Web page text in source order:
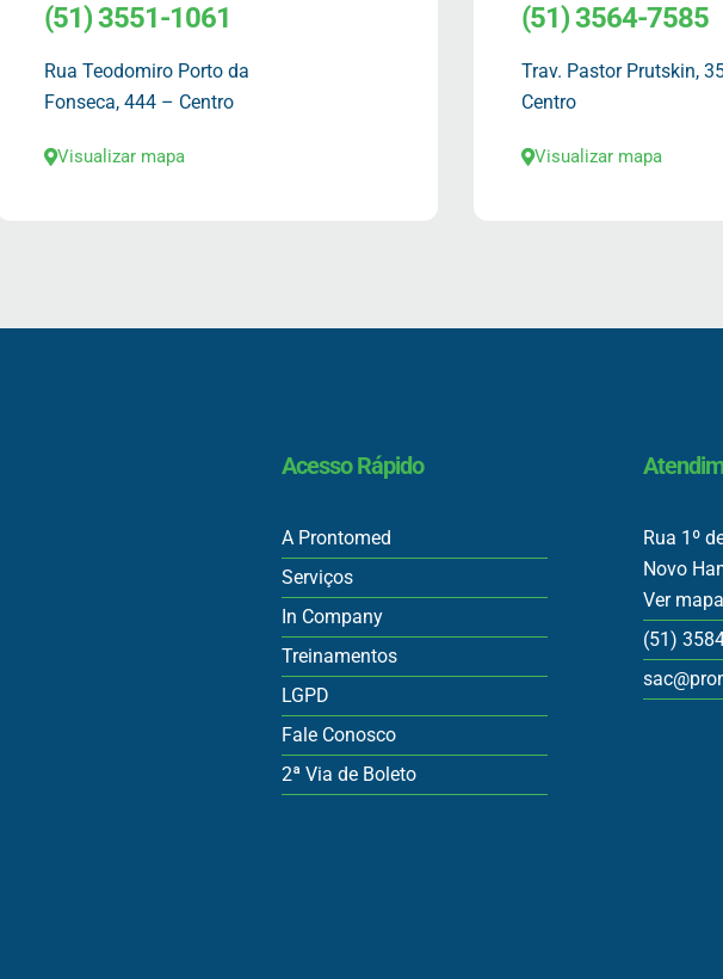
(51) 3551-1061
Rua Teodomiro Porto da
Fonseca, 444 – Centro
Visualizar mapa
(51) 3564-7585
Trav. Pastor Prutskin,
Centro
Visualizar mapa
Acesso Rápido
A Prontomed
Serviços
In Company
Treinamentos
LGPD
Fale Conosco
2ª Via de Boleto
Rua 1º
Novo
Ver mapa
(51)